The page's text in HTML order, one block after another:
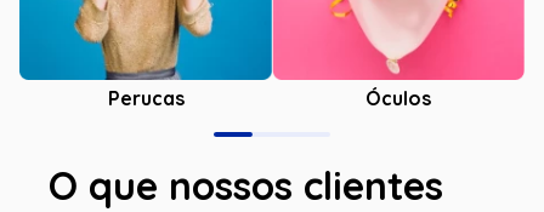
Perucas Óculos
O que nossos clientes